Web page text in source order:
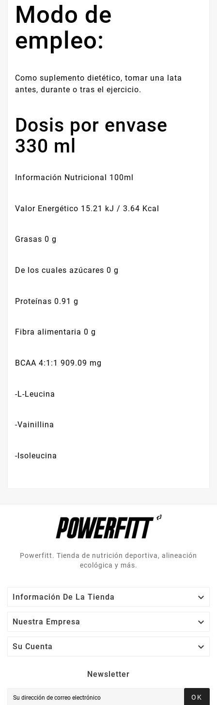
Modo de
empleo:
Como suplemento dietético, tomar una lata
antes, durante o tras el ejercicio.
Dosis por envase
330 ml
Información Nutricional 100ml
Valor Energético 15.21 kJ / 3.64 Kcal
Grasas 0 g
De los cuales azúcares 0 g
Proteínas 0.91 g
Fibra alimentaria 0 g
BCAA 4:1:1 909.09 mg
-L-Leucina
-Vainillina
-Isoleucina
Powerfitt. Tienda de nutrición deportiva, alineación
ecológica y más.
Información De La Tienda 
Nuestra Empresa 
Su Cuenta 
Newsletter
OK